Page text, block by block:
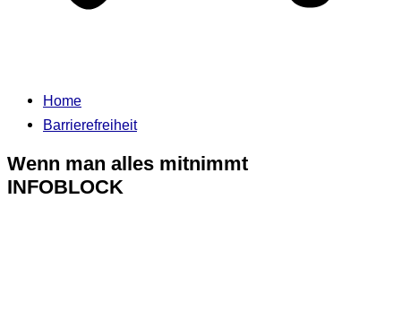
Home
Barrierefreiheit
Wenn man alles mitnimmt
INFOBLOCK